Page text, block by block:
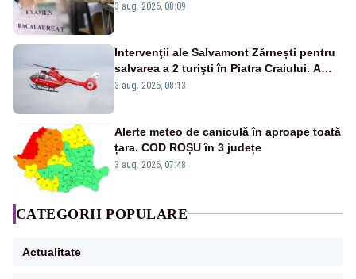
înscrişi
3 aug. 2026, 08:09
Intervenţii ale Salvamont Zărnești pentru
salvarea a 2 turişti în Piatra Craiului. A
fost solicitat elicopterul SMURD
3 aug. 2026, 08:13
Alerte meteo de caniculă în aproape toată
țara. COD ROȘU în 3 județe
3 aug. 2026, 07:48
CATEGORII POPULARE
Actualitate